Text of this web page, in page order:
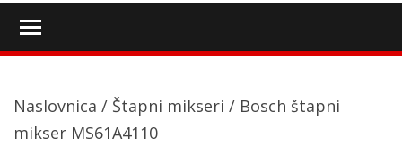
Naslovnica / Štapni mikseri / Bosch štapni
mikser MS61A4110